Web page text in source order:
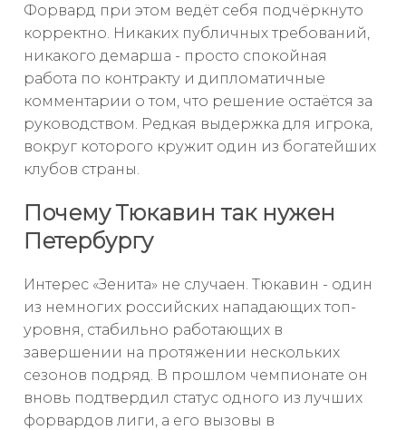
Форвард при этом ведёт себя подчёркнуто
корректно. Никаких публичных требований,
никакого демарша - просто спокойная
работа по контракту и дипломатичные
комментарии о том, что решение остаётся за
руководством. Редкая выдержка для игрока,
вокруг которого кружит один из богатейших
клубов страны.
Почему Тюкавин так нужен
Петербургу
Интерес «Зенита» не случаен. Тюкавин - один
из немногих российских нападающих топ-
уровня, стабильно работающих в
завершении на протяжении нескольких
сезонов подряд. В прошлом чемпионате он
вновь подтвердил статус одного из лучших
форвардов лиги, а его вызовы в